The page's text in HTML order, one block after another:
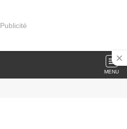
Publicité
MENU